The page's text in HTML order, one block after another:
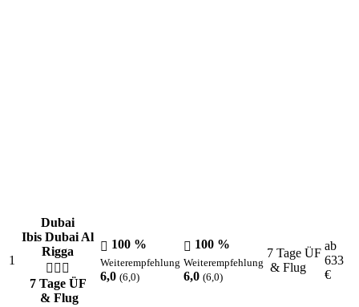
1
Dubai
Ibis Dubai Al
Rigga
7 Tage ÜF
& Flug
100 %
Weiterempfehlung
6,0 (6,0)
100 %
Weiterempfehlung
6,0 (6,0)
7 Tage ÜF
& Flug
ab
633
€